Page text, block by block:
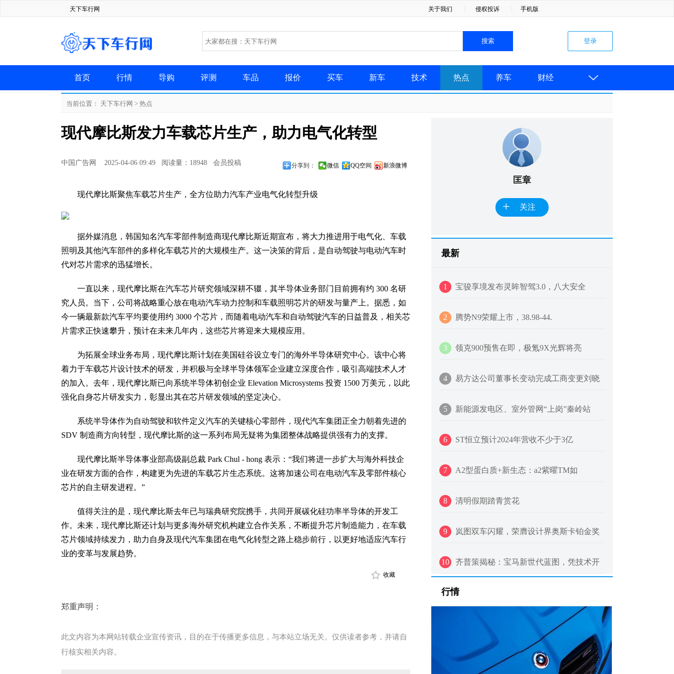
天下车行网 关于我们 侵权投诉 手机版
首页 行情 导购 评测 车品 报价 买车 新车 技术 热点 养车 财经 
当前位置： 天下车行网 > 热点
现代摩比斯发力车载芯片生产，助力电气化转型
中国广告网 2025-04-06 09:49 阅读量：18948 会员投稿 分享到： 微信 QQ空间 新浪微博
现代摩比斯聚焦车载芯片生产，全方位助力汽车产业电气化转型升级
据外媒消息，韩国知名汽车零部件制造商现代摩比斯近期宣布，将大力推进用于电气化、车载
照明及其他汽车部件的多样化车载芯片的大规模生产。这一决策的背后，是自动驾驶与电动汽车时
代对芯片需求的迅猛增长。
一直以来，现代摩比斯在汽车芯片研究领域深耕不辍，其半导体业务部门目前拥有约 300 名研
究人员。当下，公司将战略重心放在电动汽车动力控制和车载照明芯片的研发与量产上。据悉，如
今一辆最新款汽车平均要使用约 3000 个芯片，而随着电动汽车和自动驾驶汽车的日益普及，相关芯
片需求正快速攀升，预计在未来几年内，这些芯片将迎来大规模应用。
为拓展全球业务布局，现代摩比斯计划在美国硅谷设立专门的海外半导体研究中心。该中心将
着力于车载芯片设计技术的研发，并积极与全球半导体领军企业建立深度合作，吸引高端技术人才
的加入。去年，现代摩比斯已向系统半导体初创企业 Elevation Microsystems 投资 1500 万美元，以此
强化自身芯片研发实力，彰显出其在芯片研发领域的坚定决心。
系统半导体作为自动驾驶和软件定义汽车的关键核心零部件，现代汽车集团正全力朝着先进的
SDV 制造商方向转型，现代摩比斯的这一系列布局无疑将为集团整体战略提供强有力的支撑。
现代摩比斯半导体事业部高级副总裁 Park Chul - hong 表示：“我们将进一步扩大与海外科技企
业在研发方面的合作，构建更为先进的车载芯片生态系统。这将加速公司在电动汽车及零部件核心
芯片的自主研发进程。”
值得关注的是，现代摩比斯去年已与瑞典研究院携手，共同开展碳化硅功率半导体的开发工
作。未来，现代摩比斯还计划与更多海外研究机构建立合作关系，不断提升芯片制造能力，在车载
芯片领域持续发力，助力自身及现代汽车集团在电气化转型之路上稳步前行，以更好地适应汽车行
业的变革与发展趋势。
收藏
郑重声明：
此文内容为本网站转载企业宣传资讯，目的在于传播更多信息，与本站立场无关。仅供读者参考，并请自
行核实相关内容。
匡章
+ 关注
最新
1 宝骏享境发布灵眸智驾3.0，八大安全
2 腾势N9荣耀上市，38.98-44.
3 领克900预售在即，极氪9X光辉将亮
4 易方达公司董事长变动完成工商变更刘晓
5 新能源发电区、室外管网“上岗”秦岭站
6 ST恒立预计2024年营收不少于3亿
7 A2型蛋白质+新生态：a2紫曜TM如
8 清明假期踏青赏花
9 岚图双车闪耀，荣膺设计界奥斯卡铂金奖
10 齐普策揭秘：宝马新世代蓝图，凭技术开
行情